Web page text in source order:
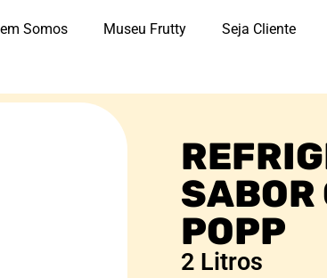
Somos Museu Frutty Seja Cliente
SABOR
POPP
2 Litros